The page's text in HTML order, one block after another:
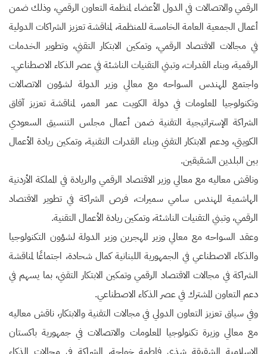
الرقمي والاتصالات في الدول الأعضاء لمنظمة التعاون الرقمي، وذلك ضمن
أعمال الجمعية العامة الخامسة للمنظمة، لمناقشة تعزيز الشراكات الدولية
في مجالات الاقتصاد الرقمي، وتمكين الابتكار التقني، وتطوير الخدمات
الرقمية، وبناء القدرات، وتبني التقنيات الناشئة في عصر الذكاء الاصطناعي.
واجتمع المهندس السواحه مع معالي وزير الدولة لشؤون الاتصالات
وتكنولوجيا المعلومات في دولة الكويت عمر العمر، لمناقشة تعزيز آفاق
الشراكة الإستراتيجية التقنية ضمن أعمال مجلس التنسيق السعودي
الكويتي، ودعم الابتكار التقني وبناء القدرات التقنية، وتمكين ريادة الأعمال
بين البلدين الشقيقين.
وناقش معاليه مع معالي وزير الاقتصاد الرقمي والريادة في المملكة الأردنية
الهاشمية المهندس سامي سميرات، فرص الشراكة في تطوير الاقتصاد
الرقمي، وتبني التقنيات الناشئة، وتمكين ريادة الأعمال التقنية.
وعقد السواحه مع معالي وزير المهجرين وزير الدولة لشؤون التكنولوجيا
والذكاء الاصطناعي في الجمهورية اللبنانية كمال شحادة، اجتماعًا لمناقشة
الشراكة في مجالات الاقتصاد الرقمي وتمكين الابتكار التقني، بما يسهم في
دعم التعاون المشترك في عصر الذكاء الاصطناعي.
وفي سياق تعزيز التعاون الدولي في مجالات التقنية والابتكار، ناقش معاليه
مع معالي وزيرة تكنولوجيا المعلومات والاتصالات في جمهورية باكستان